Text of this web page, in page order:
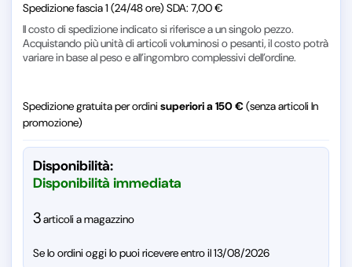
Spedizione fascia 1 (24/48 ore) SDA: 7,00 €
Il costo di spedizione indicato si riferisce a un singolo pezzo.
Acquistando più unità di articoli voluminosi o pesanti, il costo potrà
variare in base al peso e all’ingombro complessivi dell’ordine.
Spedizione gratuita per ordinisuperiori a 150 €(senza articoli In
promozione)
Disponibilità:
Disponibilità immediata
3articoli a magazzino
Se lo ordini oggi lo puoi ricevere entro il 13/08/2026